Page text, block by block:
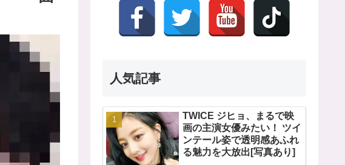
人気記事
TWICE ジヒョ、まるで映
画の主演女優みたい！ ツイ
ンテール姿で透明感あふれ
る魅力を大放出[写真あり]